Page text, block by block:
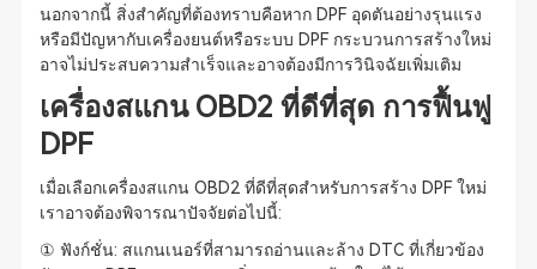
นอกจากนี้ สิ่งสำคัญที่ต้องทราบคือหาก DPF อุดตันอย่างรุนแรง
หรือมีปัญหากับเครื่องยนต์หรือระบบ DPF กระบวนการสร้างใหม่
อาจไม่ประสบความสำเร็จและอาจต้องมีการวินิจฉัยเพิ่มเติม
เครื่องสแกน OBD2 ที่ดีที่สุด การฟื้นฟู
DPF
เมื่อเลือกเครื่องสแกน OBD2 ที่ดีที่สุดสำหรับการสร้าง DPF ใหม่
เราอาจต้องพิจารณาปัจจัยต่อไปนี้:
① ฟังก์ชั่น: สแกนเนอร์ที่สามารถอ่านและล้าง DTC ที่เกี่ยวข้อง